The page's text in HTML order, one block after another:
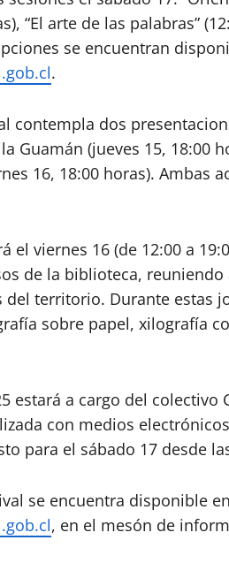
“El arte de las palabras”
se encuentran
.
contempla dos
Guamán (jueves 15, 18:00
16, 18:00 horas). Ambas
el viernes 16 (de 12:00 a
de la biblioteca,
territorio. Durante estas
sobre papel, xilografía
estará a cargo del colectivo
con medios
para el sábado 17 desde
se encuentra disponible
, en el mesón de